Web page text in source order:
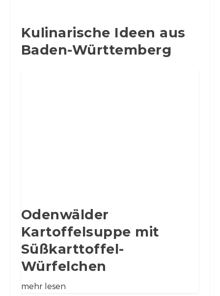
Kulinarische Ideen aus
Baden-Württemberg
Odenwälder
Kartoffelsuppe mit
Süßkarttoffel-
Würfelchen
mehr lesen